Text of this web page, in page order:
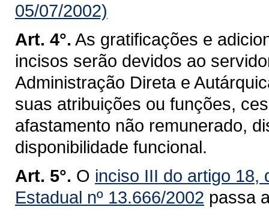
05/07/2002)
Art. 4°. As gratificações e
incisos serão devidos ao
Administração Direta e
suas atribuições ou funções,
afastamento não remunerado,
disponibilidade funcional.
Art. 5°. O inciso III do artigo 18,
Estadual nº 13.666/2002 passa